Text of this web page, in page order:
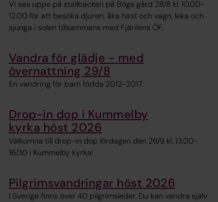
Vi ses uppe på stallbacken på Bögs gård 28/8 kl. 10.00-
12.00 för att besöka djuren, åka häst och vagn, leka och
sjunga i solen tillsammans med Fjärilens ÖF.
Vandra för glädje - med
övernattning 29/8
En vandring för barn födda 2012-2017.
Drop-in dop i Kummelby
kyrka höst 2026
Välkomna till drop-in dop lördagen den 26/9 kl. 13.00-
16.00 i Kummelby kyrka!
Pilgrimsvandringar höst 2026
I Sverige finns över 40 pilgrimsleder. Du kan vandra själv